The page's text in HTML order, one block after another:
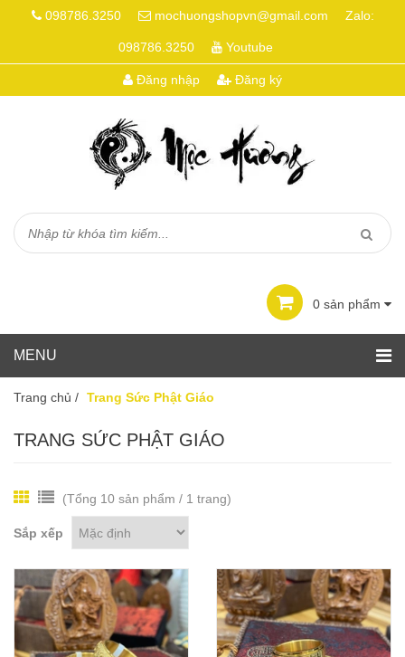
098786.3250 mochuongshopvn@gmail.com Zalo:
098786.3250 Youtube
Đăng nhập Đăng ký
0 sản phẩm
Trang chủ / Trang Sức Phật Giáo
TRANG SỨC PHẬT GIÁO
(Tổng 10 sản phẩm / 1 trang)
Sắp xếp